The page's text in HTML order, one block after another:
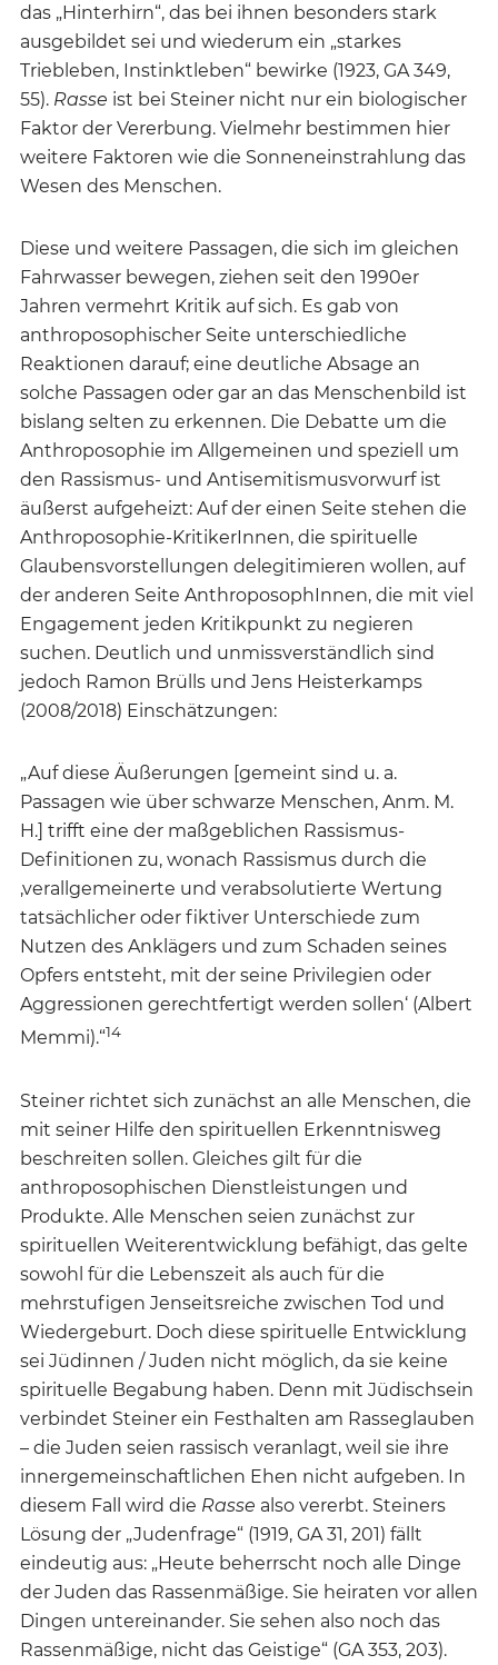
das „Hinterhirn“, das bei ihnen besonders stark
ausgebildet sei und wiederum ein „starkes
Triebleben, Instinktleben“ bewirke (1923, GA 349,
55). Rasse ist bei Steiner nicht nur ein biologischer
Faktor der Vererbung. Vielmehr bestimmen hier
weitere Faktoren wie die Sonneneinstrahlung das
Wesen des Menschen.
Diese und weitere Passagen, die sich im gleichen
Fahrwasser bewegen, ziehen seit den 1990er
Jahren vermehrt Kritik auf sich. Es gab von
anthroposophischer Seite unterschiedliche
Reaktionen darauf; eine deutliche Absage an
solche Passagen oder gar an das Menschenbild ist
bislang selten zu erkennen. Die Debatte um die
Anthroposophie im Allgemeinen und speziell um
den Rassismus- und Antisemitismusvorwurf ist
äußerst aufgeheizt: Auf der einen Seite stehen die
Anthroposophie-KritikerInnen, die spirituelle
Glaubensvorstellungen delegitimieren wollen, auf
der anderen Seite AnthroposophInnen, die mit viel
Engagement jeden Kritikpunkt zu negieren
suchen. Deutlich und unmissverständlich sind
jedoch Ramon Brülls und Jens Heisterkamps
(2008/2018) Einschätzungen:
„Auf diese Äußerungen [gemeint sind u. a.
Passagen wie über schwarze Menschen, Anm. M.
H.] trifft eine der maßgeblichen Rassismus-
Definitionen zu, wonach Rassismus durch die
,verallgemeinerte und verabsolutierte Wertung
tatsächlicher oder fiktiver Unterschiede zum
Nutzen des Anklägers und zum Schaden seines
Opfers entsteht, mit der seine Privilegien oder
Aggressionen gerechtfertigt werden sollen‘ (Albert
Memmi).“14
Steiner richtet sich zunächst an alle Menschen, die
mit seiner Hilfe den spirituellen Erkenntnisweg
beschreiten sollen. Gleiches gilt für die
anthroposophischen Dienstleistungen und
Produkte. Alle Menschen seien zunächst zur
spirituellen Weiterentwicklung befähigt, das gelte
sowohl für die Lebenszeit als auch für die
mehrstufigen Jenseitsreiche zwischen Tod und
Wiedergeburt. Doch diese spirituelle Entwicklung
sei Jüdinnen / Juden nicht möglich, da sie keine
spirituelle Begabung haben. Denn mit Jüdischsein
verbindet Steiner ein Festhalten am Rasseglauben
– die Juden seien rassisch veranlagt, weil sie ihre
innergemeinschaftlichen Ehen nicht aufgeben. In
diesem Fall wird die Rasse also vererbt. Steiners
Lösung der „Judenfrage“ (1919, GA 31, 201) fällt
eindeutig aus: „Heute beherrscht noch alle Dinge
der Juden das Rassenmäßige. Sie heiraten vor allen
Dingen untereinander. Sie sehen also noch das
Rassenmäßige, nicht das Geistige“ (GA 353, 203).